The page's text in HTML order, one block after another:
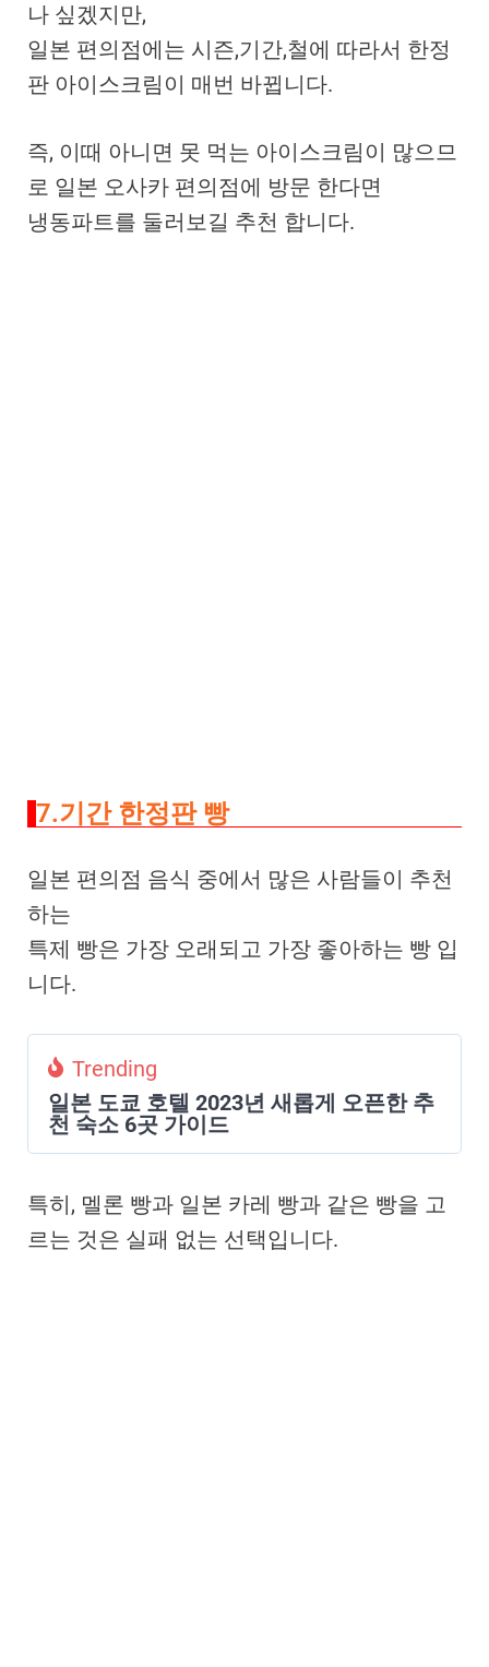
나 싶겠지만,
일본 편의점에는 시즌,기간,철에 따라서 한정
판 아이스크림이 매번 바뀝니다.
즉, 이때 아니면 못 먹는 아이스크림이 많으므
로 일본 오사카 편의점에 방문 한다면
냉동파트를 둘러보길 추천 합니다.
7.기간 한정판 빵
일본 편의점 음식 중에서 많은 사람들이 추천
하는
특제 빵은 가장 오래되고 가장 좋아하는 빵 입
니다.
Trending
일본 도쿄 호텔 2023년 새롭게 오픈한 추
천 숙소 6곳 가이드
특히, 멜론 빵과 일본 카레 빵과 같은 빵을 고
르는 것은 실패 없는 선택입니다.